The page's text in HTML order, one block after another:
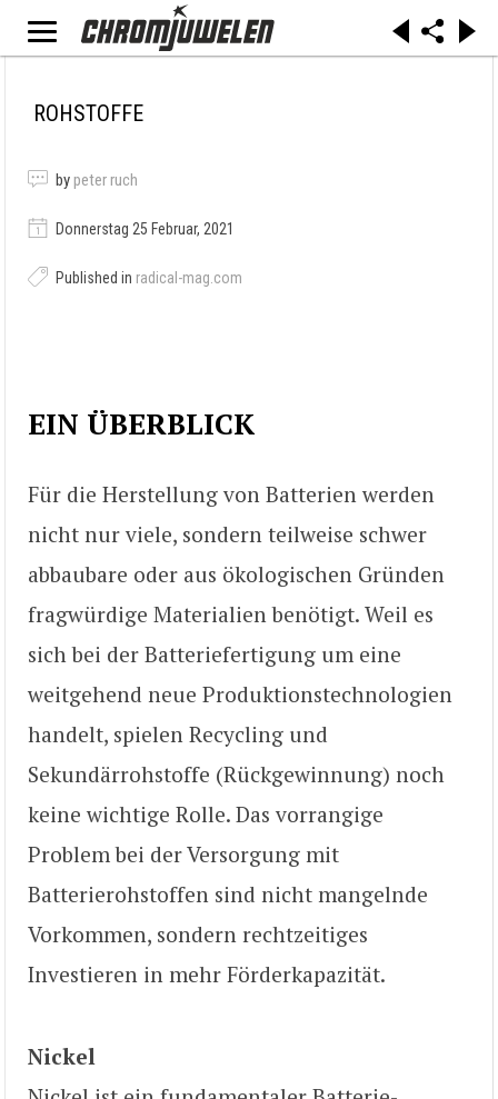
ROHSTOFFE
by peter ruch
Donnerstag 25 Februar, 2021
Published in radical-mag.com
EIN ÜBERBLICK
Für die Herstellung von Batterien werden
nicht nur viele, sondern teilweise schwer
abbaubare oder aus ökologischen Gründen
fragwürdige Materialien benötigt. Weil es
sich bei der Batteriefertigung um eine
weitgehend neue Produktionstechnologien
handelt, spielen Recycling und
Sekundärrohstoffe (Rückgewinnung) noch
keine wichtige Rolle. Das vorrangige
Problem bei der Versorgung mit
Batterierohstoffen sind nicht mangelnde
Vorkommen, sondern rechtzeitiges
Investieren in mehr Förderkapazität.
Nickel